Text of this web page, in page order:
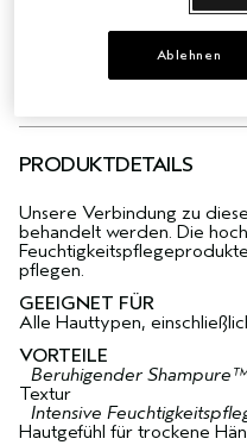
ZUM
PRODUKTDETAILS
Unsere Verbindung zu
behandelt werden. Die
pflegen.
GEEIGNET FÜR
Alle Hauttypen,
VORTEILE
Beruhigender
Textur
Intensive
Hautgefühl für trockene
Ablehnen